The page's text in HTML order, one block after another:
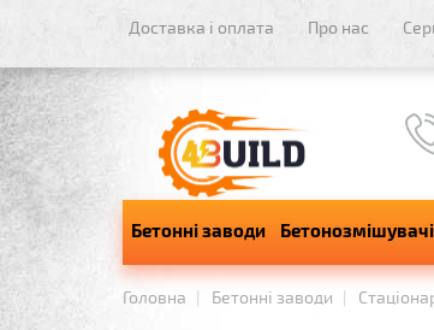
Доставка і оплата Про нас
Бетонні заводи Бетонозмішувачі
Головна Бетонні заводи